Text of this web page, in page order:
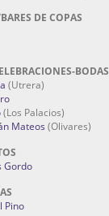
DE COPAS
BODAS
(Utrera)
(Los Palacios)
Mateos (Olivares)
Gordo
Pino